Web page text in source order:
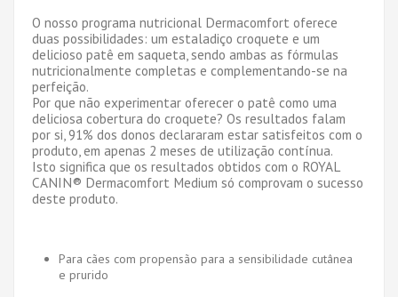
O nosso programa nutricional Dermacomfort oferece
duas possibilidades: um estaladiço croquete e um
delicioso patê em saqueta, sendo ambas as fórmulas
nutricionalmente completas e complementando-se na
perfeição.
Por que não experimentar oferecer o patê como uma
deliciosa cobertura do croquete? Os resultados falam
por si, 91% dos donos declararam estar satisfeitos com o
produto, em apenas 2 meses de utilização contínua.
Isto significa que os resultados obtidos com o ROYAL
CANIN® Dermacomfort Medium só comprovam o sucesso
deste produto.
Para cães com propensão para a sensibilidade cutânea
e prurido